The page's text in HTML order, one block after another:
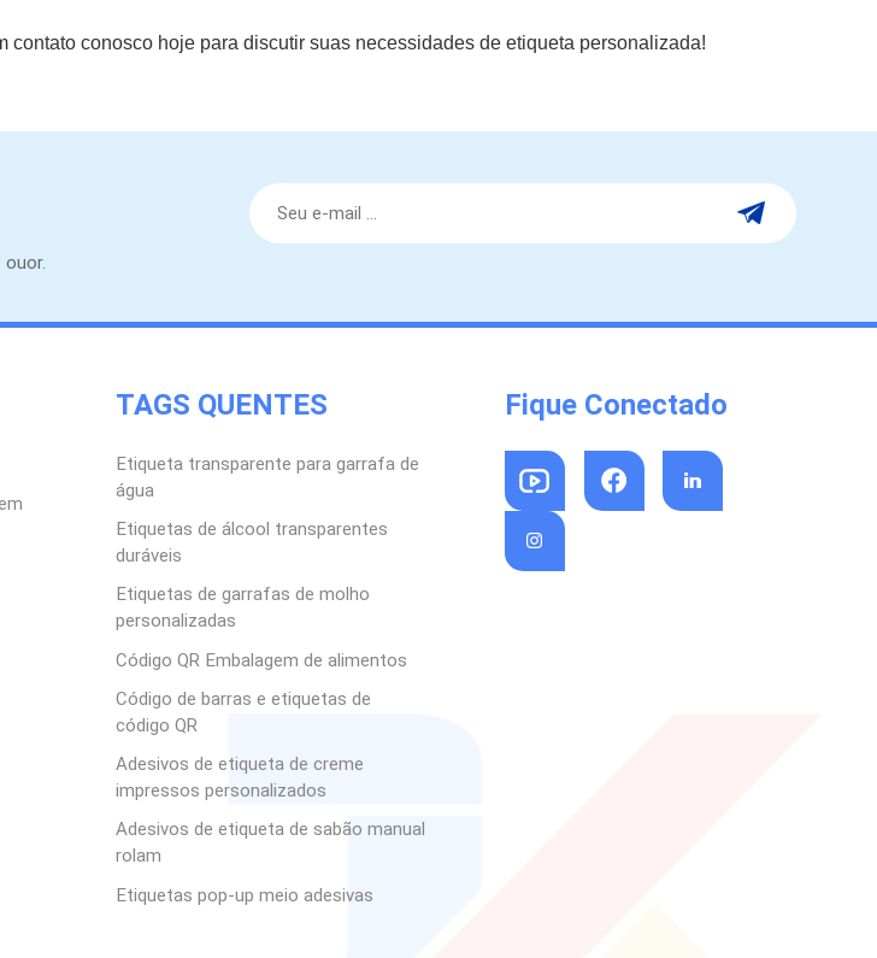
conosco hoje para discutir suas necessidades de etiqueta personalizada!
TAGS QUENTES
Etiqueta transparente para garrafa de
água
Etiquetas de álcool transparentes
duráveis
Etiquetas de garrafas de molho
personalizadas
Código QR Embalagem de alimentos
Código de barras e etiquetas de
código QR
Adesivos de etiqueta de creme
impressos personalizados
Adesivos de etiqueta de sabão manual
rolam
Etiquetas pop-up meio adesivas
Fique Conectado